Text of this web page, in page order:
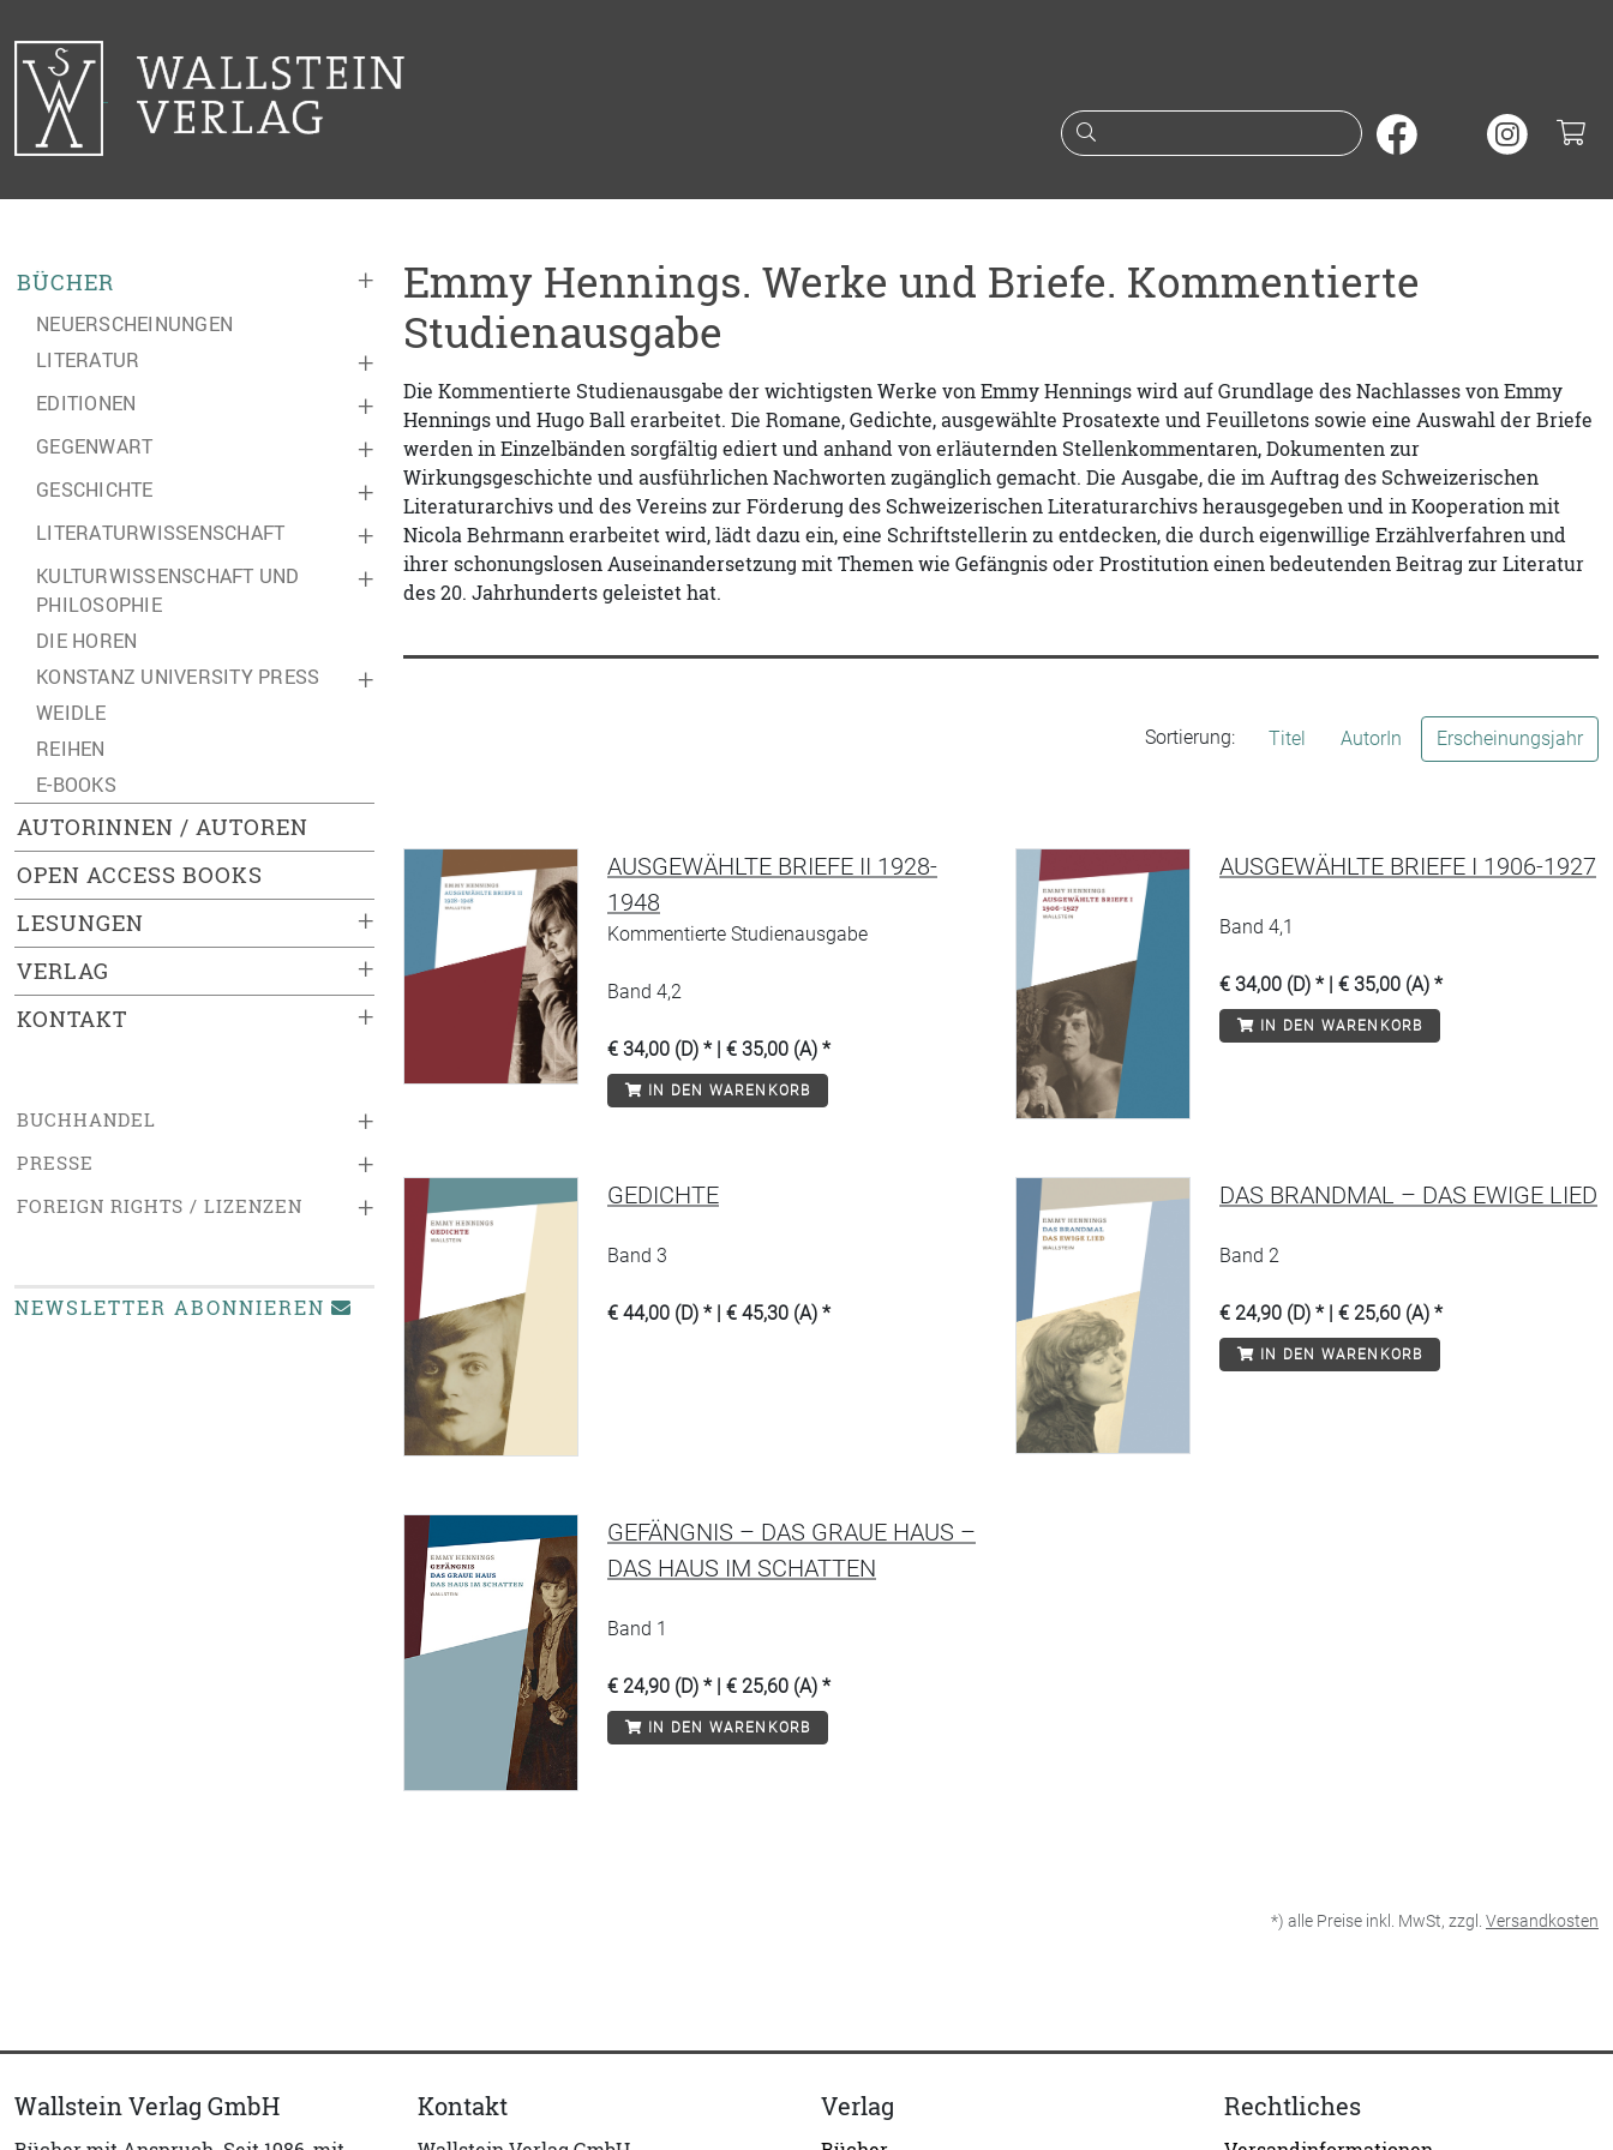
Suche nach Büchern oder
+
BÜCHER
NEUERSCHEINUNGEN
+
LITERATUR
+
EDITIONEN
+
GEGENWART
+
GESCHICHTE
+
LITERATURWISSENSCHAFT
+
KULTURWISSENSCHAFT UND
PHILOSOPHIE
DIE HOREN
+
KONSTANZ UNIVERSITY PRESS
WEIDLE
REIHEN
E-BOOKS
AUTORINNEN / AUTOREN
OPEN ACCESS BOOKS
+
LESUNGEN
+
VERLAG
+
KONTAKT
+
BUCHHANDEL
+
PRESSE
+
FOREIGN RIGHTS / LIZENZEN
NEWSLETTER ABONNIEREN
Emmy Hennings. Werke und Briefe. Kommentierte
Studienausgabe
Die Kommentierte Studienausgabe der wichtigsten Werke von Emmy Hennings wird auf Grundlage des Nachlasses von Emmy
Hennings und Hugo Ball erarbeitet. Die Romane, Gedichte, ausgewählte Prosatexte und Feuilletons sowie eine Auswahl der Briefe
werden in Einzelbänden sorgfältig ediert und anhand von erläuternden Stellenkommentaren, Dokumenten zur
Wirkungsgeschichte und ausführlichen Nachworten zugänglich gemacht. Die Ausgabe, die im Auftrag des Schweizerischen
Literaturarchivs und des Vereins zur Förderung des Schweizerischen Literaturarchivs herausgegeben und in Kooperation mit
Nicola Behrmann erarbeitet wird, lädt dazu ein, eine Schriftstellerin zu entdecken, die durch eigenwillige Erzählverfahren und
ihrer schonungslosen Auseinandersetzung mit Themen wie Gefängnis oder Prostitution einen bedeutenden Beitrag zur Literatur
des 20. Jahrhunderts geleistet hat.
Sortierung: Titel AutorIn Erscheinungsjahr
AUSGEWÄHLTE BRIEFE II 1928-
1948
Kommentierte Studienausgabe
Band 4,2
€ 34,00 (D) * | € 35,00 (A) *
IN DEN WARENKORB
AUSGEWÄHLTE BRIEFE I 1906-1927
Band 4,1
€ 34,00 (D) * | € 35,00 (A) *
IN DEN WARENKORB
GEDICHTE
Band 3
€ 44,00 (D) * | € 45,30 (A) *
DAS BRANDMAL – DAS EWIGE LIED
Band 2
€ 24,90 (D) * | € 25,60 (A) *
IN DEN WARENKORB
GEFÄNGNIS – DAS GRAUE HAUS –
DAS HAUS IM SCHATTEN
Band 1
€ 24,90 (D) * | € 25,60 (A) *
IN DEN WARENKORB
*) alle Preise inkl. MwSt, zzgl. Versandkosten
Wallstein Verlag GmbH Kontakt Verlag Rechtliches